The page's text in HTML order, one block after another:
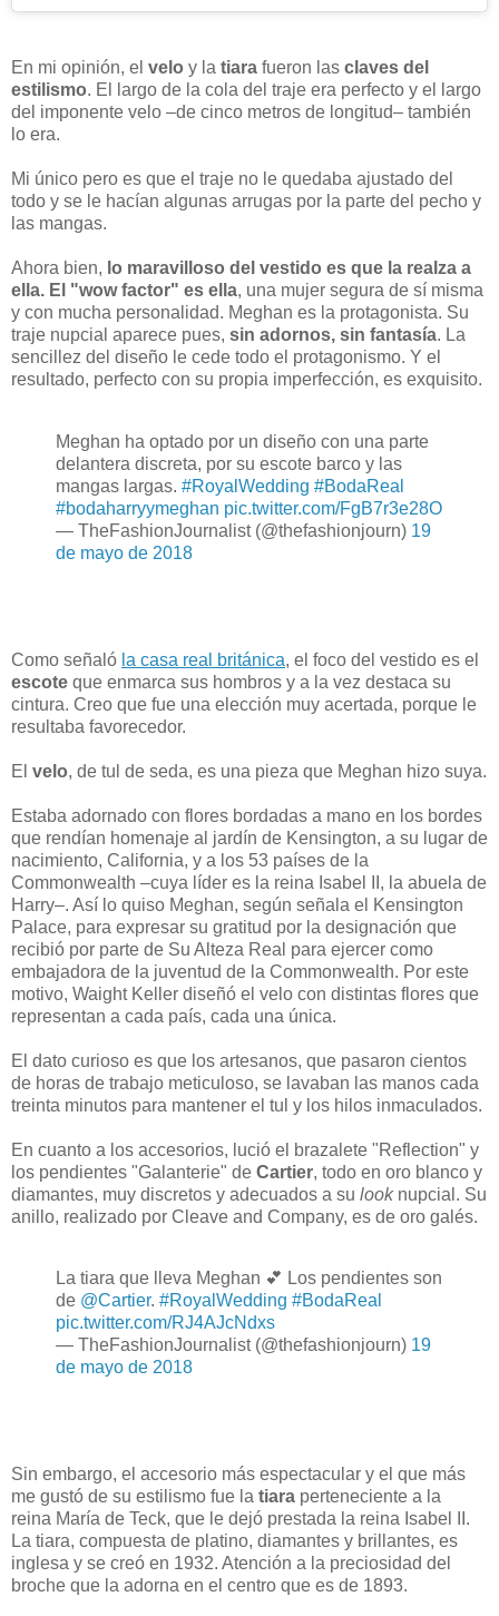
En mi opinión, el velo y la tiara fueron las claves del
estilismo. El largo de la cola del traje era perfecto y el largo
del imponente velo –de cinco metros de longitud– también
lo era.
Mi único pero es que el traje no le quedaba ajustado del
todo y se le hacían algunas arrugas por la parte del pecho y
las mangas.
Ahora bien, lo maravilloso del vestido es que la realza a
ella. El "wow factor" es ella, una mujer segura de sí misma
y con mucha personalidad. Meghan es la protagonista. Su
traje nupcial aparece pues, sin adornos, sin fantasía. La
sencillez del diseño le cede todo el protagonismo. Y el
resultado, perfecto con su propia imperfección, es exquisito.
Meghan ha optado por un diseño con una parte
delantera discreta, por su escote barco y las
mangas largas. #RoyalWedding #BodaReal
#bodaharryymeghan pic.twitter.com/FgB7r3e28O
— TheFashionJournalist (@thefashionjourn) 19
de mayo de 2018
Como señaló la casa real británica, el foco del vestido es el
escote que enmarca sus hombros y a la vez destaca su
cintura. Creo que fue una elección muy acertada, porque le
resultaba favorecedor.
El velo, de tul de seda, es una pieza que Meghan hizo suya.
Estaba adornado con flores bordadas a mano en los bordes
que rendían homenaje al jardín de Kensington, a su lugar de
nacimiento, California, y a los 53 países de la
Commonwealth –cuya líder es la reina Isabel II, la abuela de
Harry–. Así lo quiso Meghan, según señala el Kensington
Palace, para expresar su gratitud por la designación que
recibió por parte de Su Alteza Real para ejercer como
embajadora de la juventud de la Commonwealth. Por este
motivo, Waight Keller diseñó el velo con distintas flores que
representan a cada país, cada una única.
El dato curioso es que los artesanos, que pasaron cientos
de horas de trabajo meticuloso, se lavaban las manos cada
treinta minutos para mantener el tul y los hilos inmaculados.
En cuanto a los accesorios, lució el brazalete "Reflection" y
los pendientes "Galanterie" de Cartier, todo en oro blanco y
diamantes, muy discretos y adecuados a su look nupcial. Su
anillo, realizado por Cleave and Company, es de oro galés.
La tiara que lleva Meghan 💕 Los pendientes son
de @Cartier. #RoyalWedding #BodaReal
pic.twitter.com/RJ4AJcNdxs
— TheFashionJournalist (@thefashionjourn) 19
de mayo de 2018
Sin embargo, el accesorio más espectacular y el que más
me gustó de su estilismo fue la tiara perteneciente a la
reina María de Teck, que le dejó prestada la reina Isabel II.
La tiara, compuesta de platino, diamantes y brillantes, es
inglesa y se creó en 1932. Atención a la preciosidad del
broche que la adorna en el centro que es de 1893.